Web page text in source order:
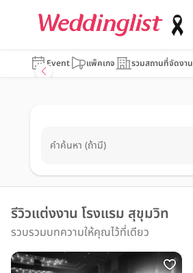
Event แพ็คเกจ รวมสถานที่จัดงาน
คำค้นหา (ถ้ามี)
รีวิวแต่งงาน โรงแรม สุขุมวิท
รวบรวมบทความให้คุณไว้ที่เดียว